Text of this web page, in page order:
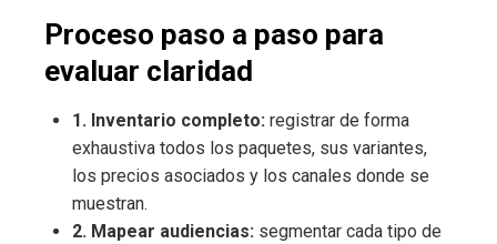
Proceso paso a paso para
evaluar claridad
1. Inventario completo: registrar de forma
exhaustiva todos los paquetes, sus variantes,
los precios asociados y los canales donde se
muestran.
2. Mapear audiencias: segmentar cada tipo de